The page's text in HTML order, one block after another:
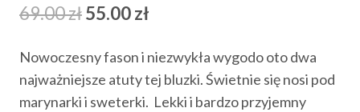
69.00złPierwotna
wynosiła:
69.00 zł.
55.00zł
wynosi:
55.00 zł.
Nowoczesny fason i niezwykła wygodo oto dwa
najważniejsze atuty tej bluzki. Świetnie się nosi pod
marynarki i sweterki. Lekki i bardzo przyjemny